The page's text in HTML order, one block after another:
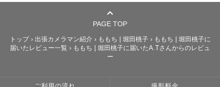
形として残すことができます。
あんなことあったね」と記憶を紐解く
お手伝いができたらうれしいです☺️
＜撮影について＞
PAGE TOP
トップ› 出張カメラマン紹介 › ももち | 堀田桃子› ももち | 堀田桃子に
届いたレビュー一覧 › ももち | 堀田桃子に届いたA.Tさんからのレビュ
ー